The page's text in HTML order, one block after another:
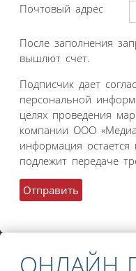
Почтовый адрес
После заполнения
вышлют счет.
Подписчик дает
персональной
целях проведения
компании ООО
информация
подлежит передаче
ОНЛАЙН